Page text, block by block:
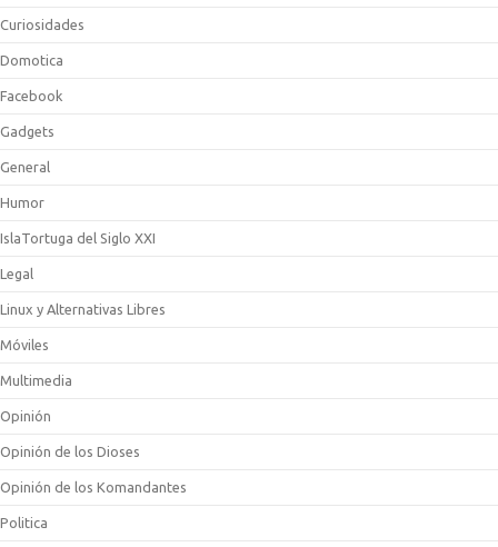
Curiosidades
Domotica
Facebook
Gadgets
General
Humor
IslaTortuga del Siglo XXI
Legal
Linux y Alternativas Libres
Móviles
Multimedia
Opinión
Opinión de los Dioses
Opinión de los Komandantes
Politica